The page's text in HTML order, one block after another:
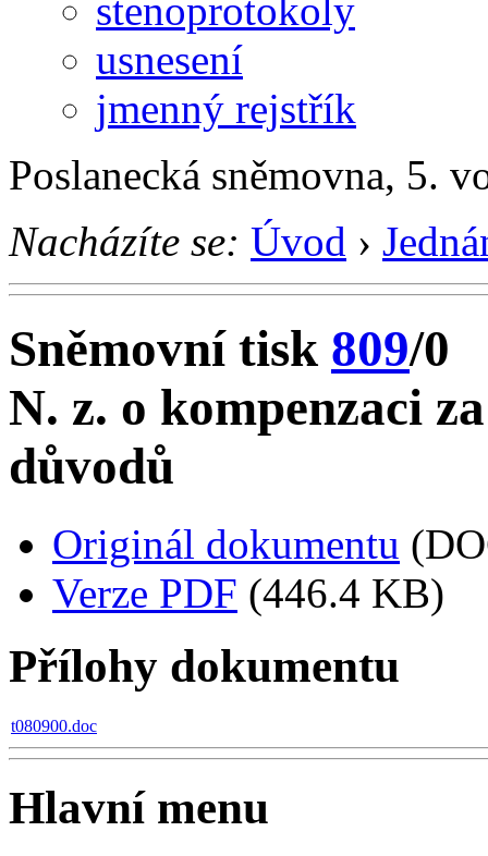
stenoprotokoly
usnesení
jmenný rejstřík
Poslanecká sněmovna, 5.
Nacházíte se: Úvod ›
Sněmovní tisk 809/0
N. z. o kompenzaci
důvodů
Originál dokumentu
Verze PDF (446.4 KB)
Přílohy dokumentu
t080900.doc
Hlavní menu